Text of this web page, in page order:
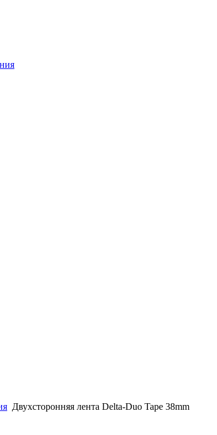
Двухсторонняя лента Delta-Duo Tape 38mm